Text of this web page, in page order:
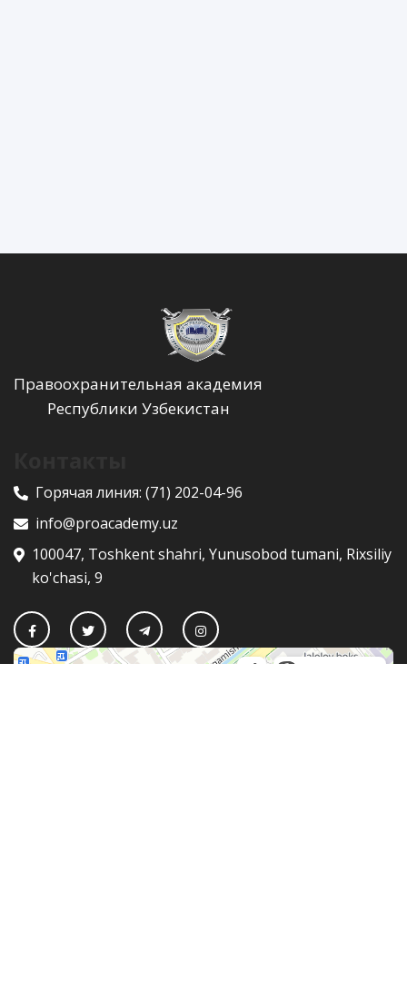
Правоохранительная академия
Республики Узбекистан
Горячая линия: (71) 202-04-96
info@proacademy.uz
100047, Toshkent shahri, Yunusobod tumani, Rixsiliy
ko'chasi, 9